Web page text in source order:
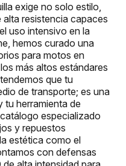
exige no solo estilo,
resistencia capaces
uso intensivo en la
hemos curado una
para motos en
más altos estándares
que tu
de transporte; es una
tu herramienta de
especializado
y repuestos
estética como el
con defensas